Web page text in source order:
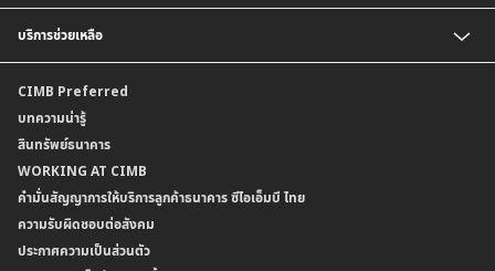
อัตราดอกเบี้ยเงินฝากลูกค้าสถาบัน
อัตราดอกเบี้ยบัญชีเงินฝากเงินตราต่างประเทศ
อัตราดอกเบี้ยเงินกู้
กำหนดระยะเวลาการขายหรือฝากเงินได้ที่เป็นเงินตราต่างประเทศ
ค่าธรรมเนียม
อัตราค่าธรรมเนียมการฝากถอนบัญชีเงินฝากเงินตราต่างประเทศ
ข้อกำหนดบัญชีเงินฝาก
เงื่อนไขและค่าธรรมเนียมที่เกี่ยวกับการให้บริการบัญชีเงินฝากเงินตราต่างประเทศ
บริการฝากเงินเข้าบัญชีธนาคาร ซีไอเอ็มบี ไทย ที่ตู้บุญเติม
CIMB THAI Connect
บริการแจ้งเตือนผ่าน SMS
พร้อมเพย์
บริการเปิดบัญชีด้วยการยืนยันตัวตนรูปแบบดิจิทัล (NDID)
การขอและรับส่งข้อมูลรายการเคลื่อนไหวบัญชีเงินฝาก ในรูปแบบข้อมูลดิจิทัลระหว่าง
ธนาคาร (dStatement)
บริการยืนยันตัวตนรูปแบบดิจิทัล (NDID) เพื่อทำธรุกรรมออนไลน์กับกรมสรรพากร
บริการช่วยเหลือ
สาขาธนาคาร
ข้อมูลคุณภาพการให้บริการ
คำมั่นสัญญาการให้บริการลูกค้าธนาคาร ซีไอเอ็มบี ไทย
Form Download Center
CIMB Preferred
บทความน่ารู้
สินทรัพย์ธนาคาร
WORKING AT CIMB
คำมั่นสัญญาการให้บริการลูกค้าธนาคาร ซีไอเอ็มบี ไทย
ความรับผิดชอบต่อสังคม
ประกาศความเป็นส่วนตัว